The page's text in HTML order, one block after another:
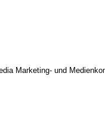
Marketing- und